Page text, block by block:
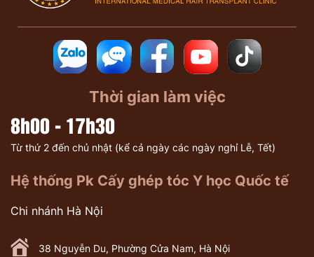
Thời gian làm việc
8h00 - 17h30
Từ thứ 2 đến chủ nhật (kể cả ngày các ngày nghỉ Lễ, Tết)
Hệ thống Pk Cấy ghép tóc Y học Quốc tế
Chi nhánh Hà Nội
38 Nguyễn Du, Phường Cửa Nam, Hà Nội